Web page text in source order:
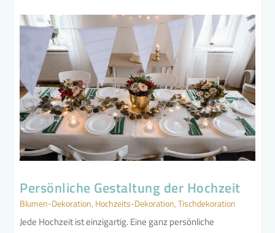
Persönliche Gestaltung der Hochzeit
Blumen-Dekoration, Hochzeits-Dekoration,Tischdekoration
Jede Hochzeit ist einzigartig. Eine ganz persönliche